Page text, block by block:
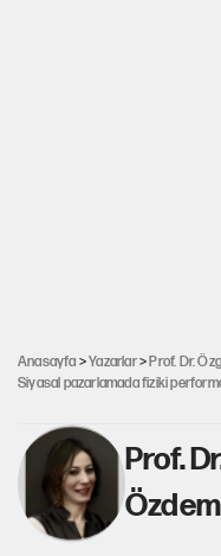
Anasayfa >Yazarlar>Prof. Dr.
Siyasal pazarlamada fiziki
Prof.